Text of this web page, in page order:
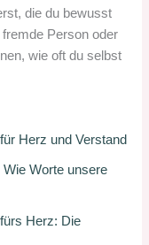
die du bewusst
Person oder
wie oft du selbst
Herz und Verstand
Worte unsere
Herz: Die